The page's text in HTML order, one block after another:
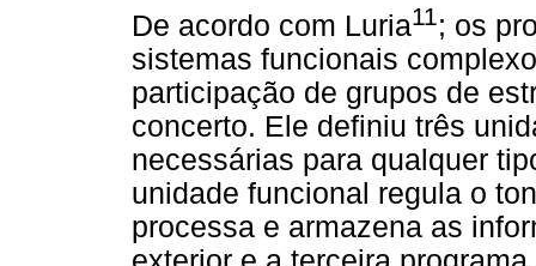
De acordo com Luria11; os
sistemas funcionais
participação de grupos de
concerto. Ele definiu três
necessárias para qualquer
unidade funcional regula o
processa e armazena as